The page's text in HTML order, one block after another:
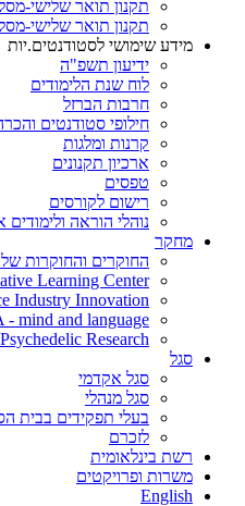
תקנון תואר שלישי-
תקנון תואר שלישי-
מידע שימושי לסטודנטים.יות
ידיעון תשפ"ה
לוח שנת הלימודים
חרבות הברזל
חילופי סטודנטים
קרנות ומלגות
ארכיון תקנונים
טפסים
רישום לקורסים
נוהלי הוראה ולימודים
מחקר
החוקרים והחוקרות
Learning Center
Industry Innovation
mind and language
Research
סגל
סגל אקדמי
סגל מנהלי
בעלי תפקידים בבית
לזכרם
רשת בינלאומית
משרות ופרויקטים
English